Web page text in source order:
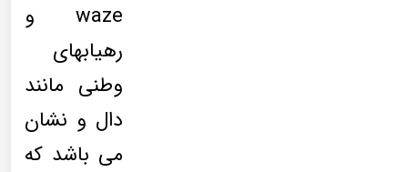
waze و
رهیابهای
وطنی مانند
دال و نشان
می باشد که